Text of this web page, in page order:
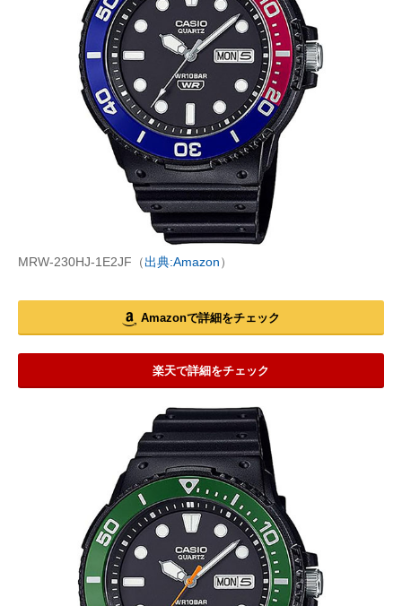
MRW-230HJ-1E2JF（出典:Amazon）
Amazonで詳細をチェック
楽天で詳細をチェック